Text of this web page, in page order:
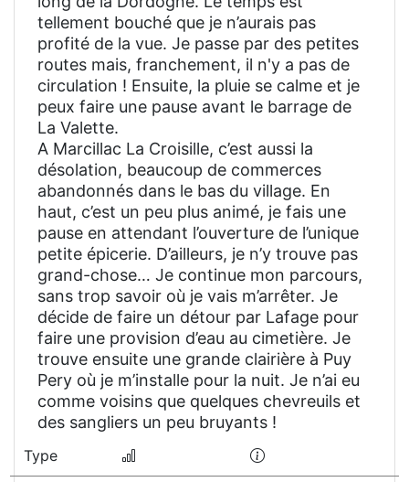
tellement bouché que je n’aurais pas
profité de la vue. Je passe par des petites
routes mais, franchement, il n'y a pas de
circulation ! Ensuite, la pluie se calme et je
peux faire une pause avant le barrage de
La Valette.
A Marcillac La Croisille, c’est aussi la
désolation, beaucoup de commerces
abandonnés dans le bas du village. En
haut, c’est un peu plus animé, je fais une
pause en attendant l’ouverture de l’unique
petite épicerie. D’ailleurs, je n’y trouve pas
grand-chose… Je continue mon parcours,
sans trop savoir où je vais m’arrêter. Je
décide de faire un détour par Lafage pour
faire une provision d’eau au cimetière. Je
trouve ensuite une grande clairière à Puy
Pery où je m’installe pour la nuit. Je n’ai eu
comme voisins que quelques chevreuils et
des sangliers un peu bruyants !
Type